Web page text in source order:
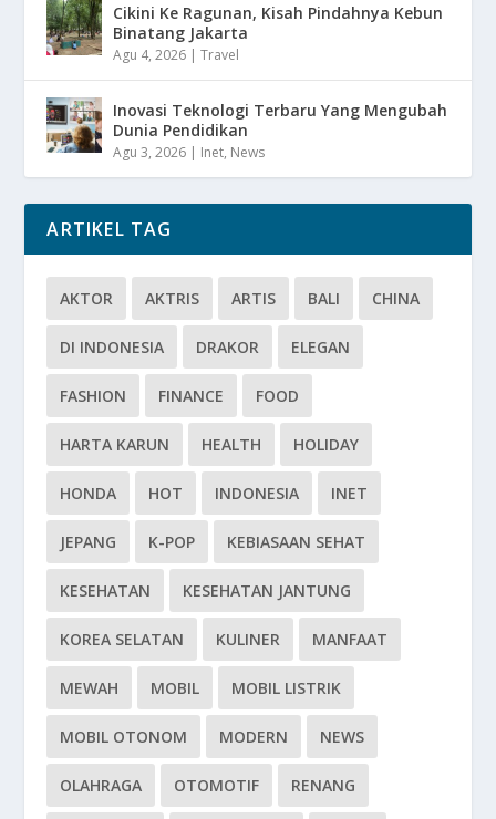
Cikini Ke Ragunan, Kisah Pindahnya Kebun
Binatang Jakarta
Agu 4, 2026 |Travel
Inovasi Teknologi Terbaru Yang Mengubah
Dunia Pendidikan
Agu 3, 2026 | Inet, News
ARTIKEL TAG
AKTOR AKTRIS ARTIS BALI CHINA
DI INDONESIA DRAKOR ELEGAN
FASHION FINANCE FOOD
HARTA KARUN HEALTH HOLIDAY
HONDA HOT INDONESIA INET
JEPANG K-POP KEBIASAAN SEHAT
KESEHATAN KESEHATAN JANTUNG
KOREA SELATAN KULINER MANFAAT
MEWAH MOBIL MOBIL LISTRIK
MOBIL OTONOM MODERN NEWS
OLAHRAGA OTOMOTIF RENANG